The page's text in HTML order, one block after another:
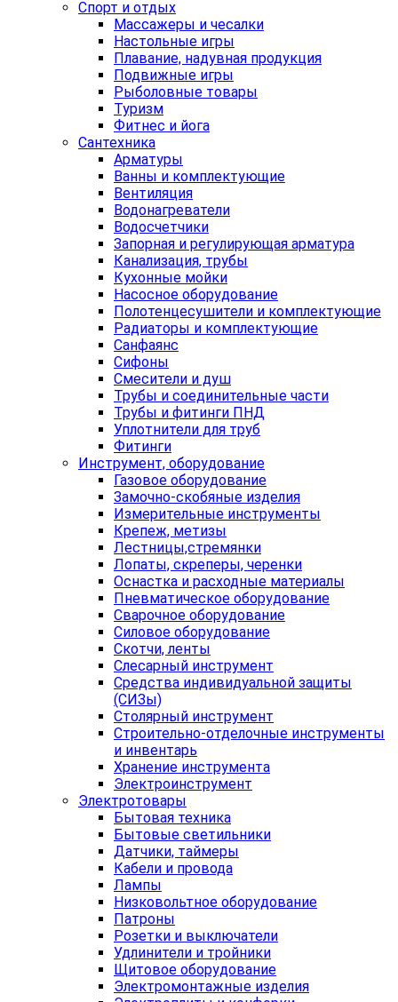
Спорт и отдых
Массажеры и чесалки
Настольные игры
Плавание, надувная продукция
Подвижные игры
Рыболовные товары
Туризм
Фитнес и йога
Сантехника
Арматуры
Ванны и комплектующие
Вентиляция
Водонагреватели
Водосчетчики
Запорная и регулирующая арматура
Канализация, трубы
Кухонные мойки
Насосное оборудование
Полотенцесушители и комплектующие
Радиаторы и комплектующие
Санфаянс
Сифоны
Смесители и душ
Трубы и соединительные части
Трубы и фитинги ПНД
Уплотнители для труб
Фитинги
Инструмент, оборудование
Газовое оборудование
Замочно-скобяные изделия
Измерительные инструменты
Крепеж, метизы
Лестницы,стремянки
Лопаты, скреперы, черенки
Оснастка и расходные материалы
Пневматическое оборудование
Сварочное оборудование
Силовое оборудование
Скотчи, ленты
Слесарный инструмент
Средства индивидуальной защиты
(СИЗы)
Столярный инструмент
Строительно-отделочные инструменты
и инвентарь
Хранение инструмента
Электроинструмент
Электротовары
Бытовая техника
Бытовые светильники
Датчики, таймеры
Кабели и провода
Лампы
Низковольтное оборудование
Патроны
Розетки и выключатели
Удлинители и тройники
Щитовое оборудование
Электромонтажные изделия